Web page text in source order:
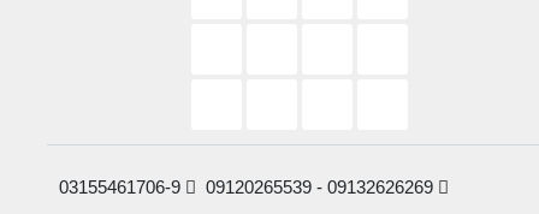
09132626269 - 09120265539
03155461706-9